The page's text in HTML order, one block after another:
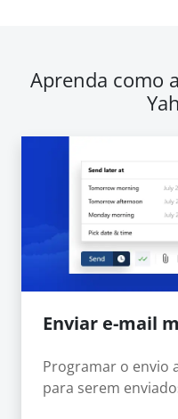
Aprenda como
Enviar e-mail
Programar o envio
para serem